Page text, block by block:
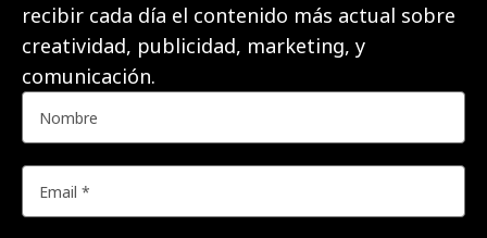
recibir cada día el contenido más actual sobre
creatividad, publicidad, marketing, y
comunicación.